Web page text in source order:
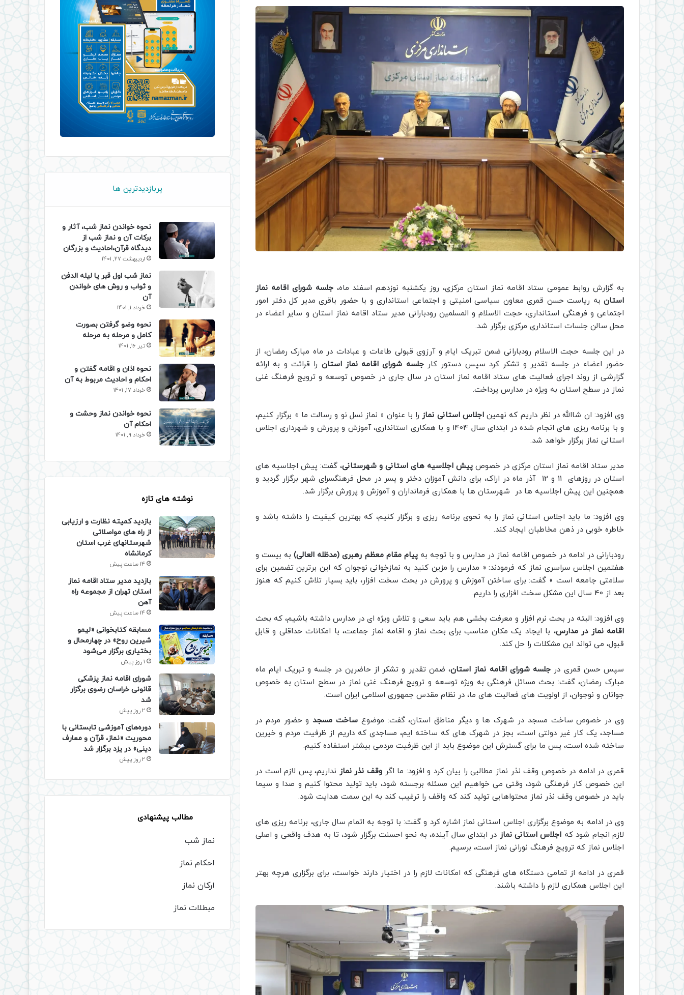
به گزارش روابط عمومی ستاد اقامه نماز استان مرکزی، روز یکشنبه نوزدهم اسفند ماه،جلسه شورای اقامه نماز
استان به ریاست حسن قمری معاون سیاسی امنیتی و اجتماعی استانداری و با حضور باقری مدیر کل دفتر امور
اجتماعی و فرهنگی استانداری، حجت الاسلام و المسلمین رودبارانی مدیر ستاد اقامه نماز استان و سایر اعضاء در
محل سالن جلسات استانداری مرکزی برگزار شد.
در این جلسه حجت الاسلام رودبارانی ضمن تبریک ایام و آرزوی قبولی طاعات و عبادات در ماه مبارک رمضان، از
حضور اعضاء در جلسه تقدیر و تشکر کرد سپس دستور کارجلسه شورای اقامه نماز استان را قرائت و به ارائه
گزارشی از روند اجرای فعالیت های ستاد اقامه نماز استان در سال جاری در خصوص توسعه و ترویج فرهنگ غنی
نماز در سطح استان به ویژه در مدارس پرداخت.
وی افزود: ان شاالله در نظر داریم که نهمین اجلاس استانی نمازرا با عنوان « نماز نسل نو و رسالت ما » برگزار کنیم،
و با برنامه ریزی های انجام شده در ابتدای سال 1404 و با همکاری استانداری، آموزش و پرورش و شهرداری اجلاس
استانی نماز برگزار خواهد شد.
مدیر ستاد اقامه نماز استان مرکزی در خصوص پیش اجلاسیه های استانی و شهرستانی، گفت: پیش اجلاسیه های
استان در روزهای 11 و 12 آذر ماه در اراک، برای دانش آموزان دختر و پسر در محل فرهنگسرای شهر برگزار گردید و
همچنین این پیش اجلاسیه ها در شهرستان ها با همکاری فرمانداران و آموزش و پرورش برگزار شد.
وی افزود: ما باید اجلاس استانی نماز را به نحوی برنامه ریزی و برگزار کنیم، که بهترین کیفیت را داشته باشد و
خاطره خوبی در ذهن مخاطبان ایجاد کند.
رودبارانی در ادامه در خصوص اقامه نماز در مدارس و با توجه بهپیام مقام معظم رهبری (مدظله العالی)به بیست و
هفتمین اجلاس سراسری نماز که فرمودند: « مدارس را مزین کنید به نمازخوانی نوجوان که این برترین تضمین برای
سلامتی جامعه است » گفت: برای ساختن آموزش و پرورش در بحث سخت افزار، باید بسیار تلاش کنیم که هنوز
بعد از 40 سال این مشکل سخت افزاری را داریم.
وی افزود: البته در بحث نرم افزار و معرفت بخشی هم باید سعی و تلاش ویژه ای در مدارس داشته باشیم، که بحث
اقامه نماز در مدارس، با ایجاد یک مکان مناسب برای بحث نماز و اقامه نماز جماعت، با امکانات حداقلی و قابل
قبول، می تواند این مشکلات را حل کند.
سپس حسن قمری در جلسه شورای اقامه نماز استان، ضمن تقدیر و تشکر از حاضرین در جلسه و تبریک ایام ماه
مبارک رمضان، گفت: بحث مسائل فرهنگی به ویژه توسعه و ترویج فرهنگ غنی نماز در سطح استان به خصوص
جوانان و نوجوان، از اولویت های فعالیت های ما، در نظام مقدس جمهوری اسلامی ایران است.
وی در خصوص ساخت مسجد در شهرک ها و دیگر مناطق استان، گفت: موضوعساخت مسجد و حضور مردم در
مساجد، یک کار غیر دولتی است، بجز در شهرک های که ساخته ایم، مساجدی که داریم از ظرفیت مردم و خیرین
ساخته شده است، پس ما برای گسترش این موضوع باید از این ظرفیت مردمی بیشتر استفاده کنیم.
قمری در ادامه در خصوص وقف نذر نماز مطالبی را بیان کرد و افزود: ما اگروقف نذر نماز نداریم، پس لازم است در
این خصوص کار فرهنگی شود، وقتی می خواهیم این مسئله برجسته شود، باید تولید محتوا کنیم و صدا و سیما
باید در خصوص وقف نذر نماز محتواهایی تولید کند که واقف را ترغیب کند به این سمت هدایت شود.
وی در ادامه به موضوع برگزاری اجلاس استانی نماز اشاره کرد و گفت: با توجه به اتمام سال جاری، برنامه ریزی های
لازم انجام شود که اجلاس استانی نماز در ابتدای سال آینده، به نحو احسنت برگزار شود، تا به هدف واقعی و اصلی
اجلاس نماز که ترویج فرهنگ نورانی نماز است، برسیم.
قمری در ادامه از تمامی دستگاه های فرهنگی که امکانات لازم را در اختیار دارند خواست، برای برگزاری هرچه بهتر
این اجلاس همکاری لازم را داشته باشند.
پربازدیدترین ها
نحوه خواندن نماز شب، آثار و
برکات آن و نماز شب از
دیدگاه قرآن،احادیث و بزرگان
اردیبهشت 27, 1401
نماز شب اول قبر یا لیله الدفن
و ثواب و روش های خواندن
آن
خرداد 1, 1401
نحوه وضو گرفتن بصورت
کامل و مرحله به مرحله
تیر 16, 1401
نحوه اذان و اقامه گفتن و
احکام و احادیث مربوط به آن
خرداد 17, 1401
نحوه خواندن نماز وحشت و
احکام آن
خرداد 9, 1401
نوشته های تازه
بازدید کمیته نظارت و ارزیابی
از راه های مواصلاتی
شهرستانهای غرب استان
کرمانشاه
14 ساعت پیش
بازدید مدیر ستاد اقامه نماز
استان تهران از مجموعه راه
آهن
14 ساعت پیش
مسابقه کتابخوانی «لیمو
شیرین روح» در چهارمحال و
بختیاری برگزار می‌شود
1 روز پیش
شورای اقامه نماز پزشکی
قانونی خراسان رضوی برگزار
شد
2 روز پیش
دوره‌های آموزشی تابستانی با
محوریت «نماز، قرآن و معارف
دینی» در یزد برگزار شد
2 روز پیش
مطالب پیشنهادی
نماز شب
احکام نماز
ارکان نماز
مبطلات نماز